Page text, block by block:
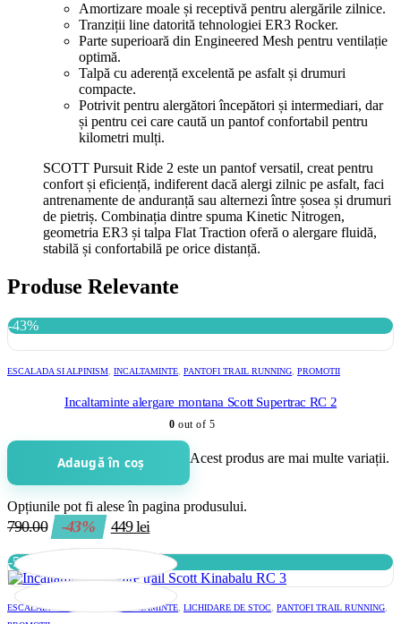
Amortizare moale și receptivă pentru alergările zilnice.
Tranziții line datorită tehnologiei ER3 Rocker.
Parte superioară din Engineered Mesh pentru ventilație
optimă.
Talpă cu aderență excelentă pe asfalt și drumuri
compacte.
Potrivit pentru alergători începători și intermediari, dar
și pentru cei care caută un pantof confortabil pentru
kilometri mulți.
SCOTT Pursuit Ride 2 este un pantof versatil, creat pentru
confort și eficiență, indiferent dacă alergi zilnic pe asfalt, faci
antrenamente de anduranță sau alternezi între șosea și drumuri
de pietriș. Combinația dintre spuma Kinetic Nitrogen,
geometria ER3 și talpa Flat Traction oferă o alergare fluidă,
stabilă și confortabilă pe orice distanță.
Produse Relevante
-43%
ESCALADA SI ALPINISM INCALTAMINTE PANTOFI TRAIL RUNNING PROMOTII
Incaltaminte alergare montana Scott Supertrac RC 2
0 out of 5
Adaugă în coș Acest produs are mai multe variații.
Opțiunile pot fi alese în pagina produsului.
790.00 -43% 449lei
-51%
ESCALADA SI ALPINISM INCALTAMINTE LICHIDARE DE STOC PANTOFI TRAIL RUNNING